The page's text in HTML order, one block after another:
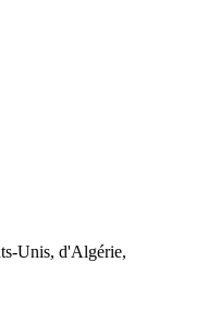
Unis, d'Algérie,